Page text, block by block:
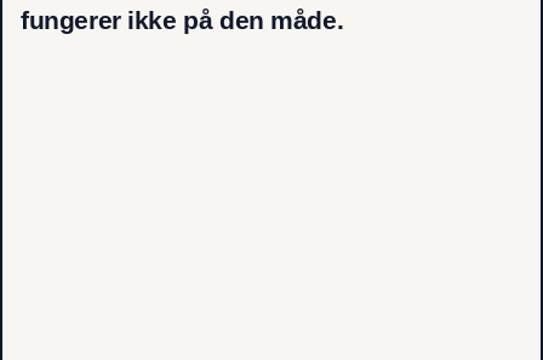
fungerer ikke på den måde.